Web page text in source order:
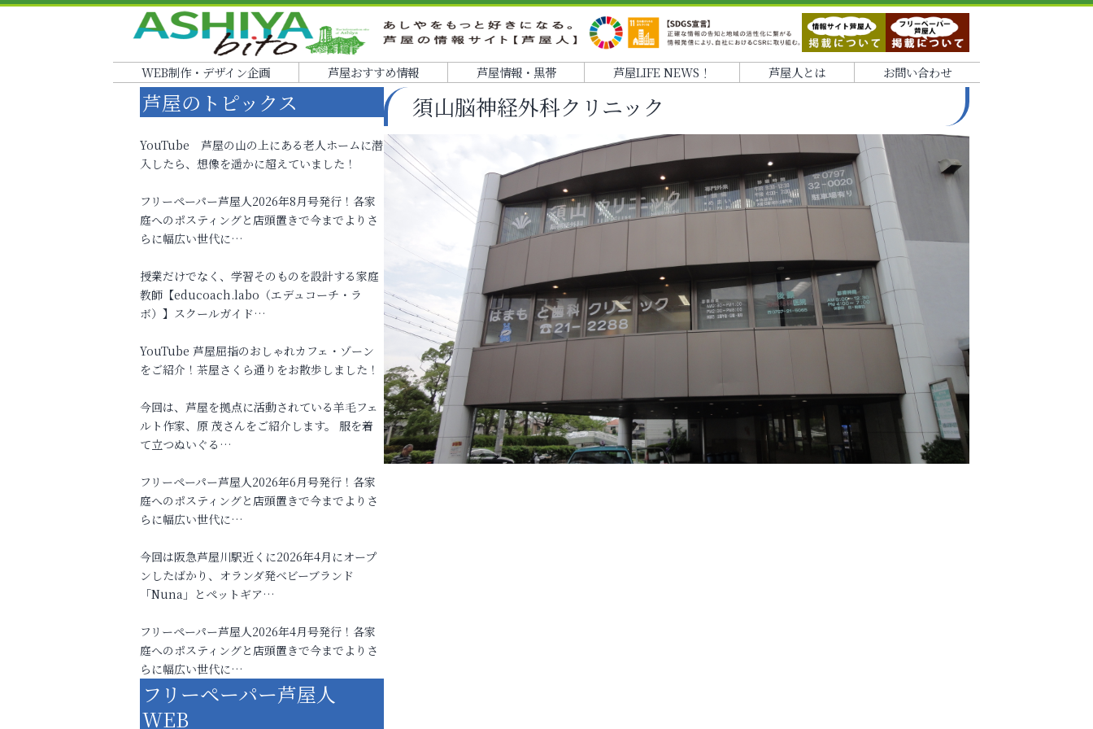
WEB制作・デザイン企画 芦屋おすすめ情報 芦屋情報・黒帯 芦屋LIFE NEWS！ 芦屋人とは お問い合わせ
須山脳神経外科クリニック
芦屋のトピックス
YouTube 芦屋の山の上にある老人ホームに潜
入したら、想像を遥かに超えていました！
フリーペーパー芦屋人2026年8月号発行！各家
庭へのポスティングと店頭置きで今までよりさ
らに幅広い世代に…
授業だけでなく、学習そのものを設計する家庭
教師【educoach.labo（エデュコーチ・ラ
ボ）】スクールガイド…
YouTube 芦屋屈指のおしゃれカフェ・ゾーン
をご紹介！茶屋さくら通りをお散歩しました！
今回は、芦屋を拠点に活動されている羊毛フェ
ルト作家、原 茂さんをご紹介します。 服を着
て立つぬいぐる…
フリーペーパー芦屋人2026年6月号発行！各家
庭へのポスティングと店頭置きで今までよりさ
らに幅広い世代に…
今回は阪急芦屋川駅近くに2026年4月にオープ
ンしたばかり、オランダ発ベビーブランド
「Nuna」とペットギア…
フリーペーパー芦屋人2026年4月号発行！各家
庭へのポスティングと店頭置きで今までよりさ
らに幅広い世代に…
フリーペーパー芦屋人
WEB